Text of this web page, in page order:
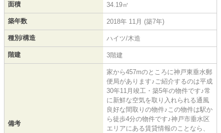
面積 34.19㎡
築年数 2018年 11月 (築7年)
種別/構造 ハイツ/木造
階建 3階建
備考
家から457mのところに神戸東垂水郵
便局があります♪ご紹介するのは平成
30年11月竣工・築5年の物件です♪常
に新鮮な空気を取り入れられる通風
良好な間取りの物件♪この物件は駅か
ら徒歩4分の物件です♪神戸市垂水区
エリアにある賃貸情報のことなら、